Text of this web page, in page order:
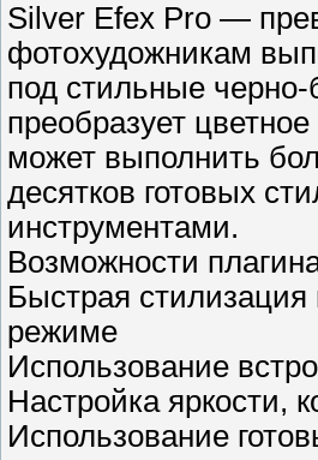
Silver Efex Pro —
фотохудожникам
под стильные
преобразует
может выполнить
десятков готовых
инструментами.
Возможности
Быстрая
режиме
Использование
Настройка яркости,
Использование